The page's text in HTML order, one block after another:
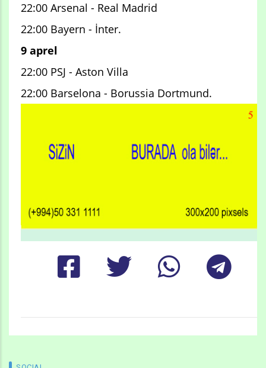
22:00 Arsenal - Real Madrid
22:00 Bayern - İnter.
9 aprel
22:00 PSJ - Aston Villa
22:00 Barselona - Borussia Dortmund.